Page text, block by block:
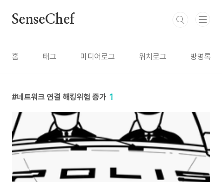
SenseChef
홈 태그 미디어로그 위치로그 방명록
네트워크 연결 해킹위험 증가 1